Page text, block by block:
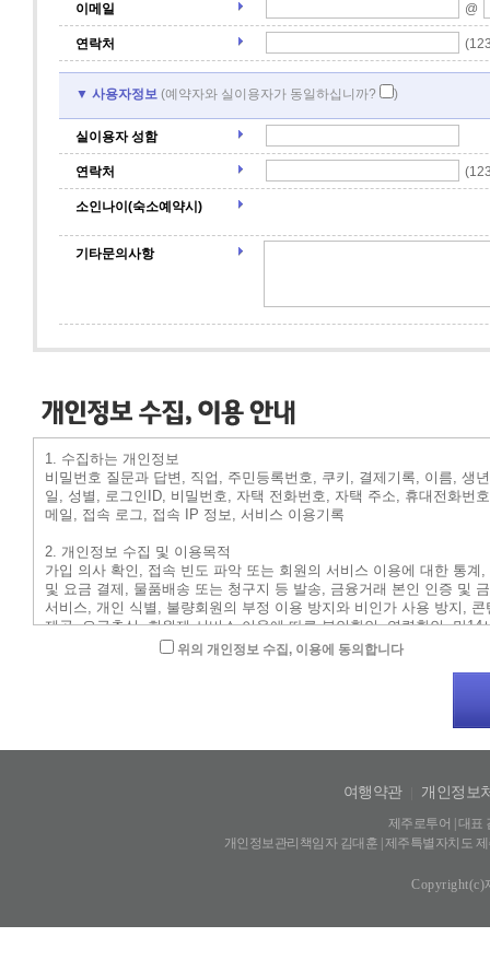
이메일 @
연락처
▼ 사용자정보 (예약자와 실이용자가 동일하십니까? )
실이용자 성함
연락처
소인나이(숙소예약시)
기타문의사항
위의 개인정보 수집, 이용에 동의합니다
여행약관| 개인정보
제주로투어 | 대표
개인정보관리책임자 김대훈 | 제주특별자치도
Copyright(c)